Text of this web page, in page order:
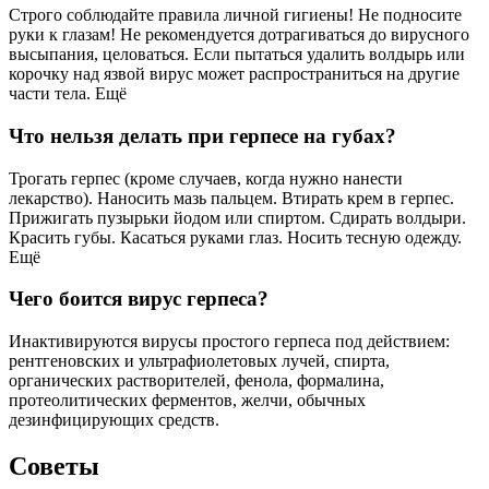
Строго соблюдайте правила личной гигиены! Не подносите
руки к глазам! Не рекомендуется дотрагиваться до вирусного
высыпания, целоваться. Если пытаться удалить волдырь или
корочку над язвой вирус может распространиться на другие
части тела. Ещё
Что нельзя делать при герпесе на губах?
Трогать герпес (кроме случаев, когда нужно нанести
лекарство). Наносить мазь пальцем. Втирать крем в герпес.
Прижигать пузырьки йодом или спиртом. Сдирать волдыри.
Красить губы. Касаться руками глаз. Носить тесную одежду.
Ещё
Чего боится вирус герпеса?
Инактивируются вирусы простого герпеса под действием:
рентгеновских и ультрафиолетовых лучей, спирта,
органических растворителей, фенола, формалина,
протеолитических ферментов, желчи, обычных
дезинфицирующих средств.
Советы